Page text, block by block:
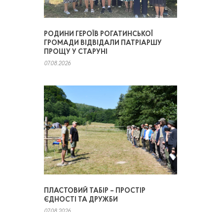
РОДИНИ ГЕРОЇВ РОГАТИНСЬКОЇ
ГРОМАДИ ВІДВІДАЛИ ПАТРІАРШУ
ПРОЩУ У СТАРУНІ
07.08.2026
ПЛАСТОВИЙ ТАБІР – ПРОСТІР
ЄДНОСТІ ТА ДРУЖБИ